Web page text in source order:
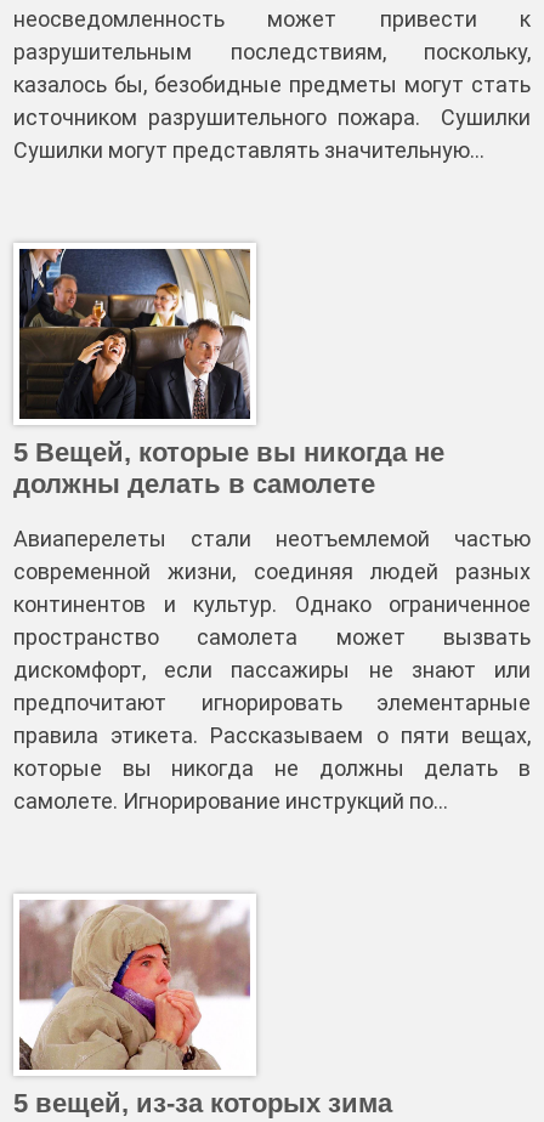
неосведомленность может привести к
разрушительным последствиям, поскольку,
казалось бы, безобидные предметы могут стать
источником разрушительного пожара. Сушилки
Сушилки могут представлять значительную…
5 Вещей, которые вы никогда не
должны делать в самолете
Авиаперелеты стали неотъемлемой частью
современной жизни, соединяя людей разных
континентов и культур. Однако ограниченное
пространство самолета может вызвать
дискомфорт, если пассажиры не знают или
предпочитают игнорировать элементарные
правила этикета. Рассказываем о пяти вещах,
которые вы никогда не должны делать в
самолете. Игнорирование инструкций по…
5 вещей, из-за которых зима